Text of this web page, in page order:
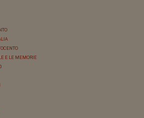
E LE MEMORIE